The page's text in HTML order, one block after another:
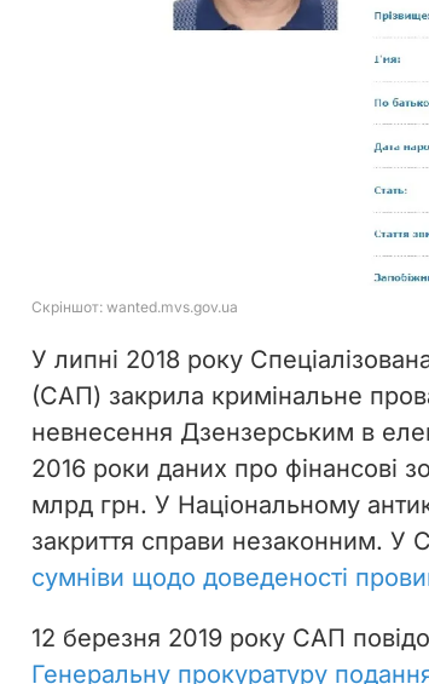
У липні 2018 року
(САП) закрила кримінальне
невнесення Дзензерським в
2016 роки даних про фінансові
млрд грн. У Національному
закриття справи незаконним. У
сумніви щодо доведеності
12 березня 2019 року САП
Генеральну прокуратуру